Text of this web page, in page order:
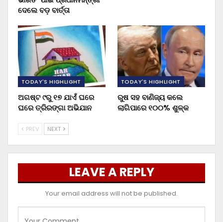
ଦେଲେ ବଡ଼ ବାର୍ତ୍ତା
TODAY'S HIGHLIGHT
ଅଗଷ୍ଟ ୯ରୁ ୧୭ ଯାଏଁ ଘରେ
ଘରେ ତ୍ରିରଙ୍ଗା ଅଭିଯାନ
TODAY'S HIGHLIGHT
ରୁଷ ସହ ବାଣିଜ୍ୟ କଲେ
ଲାଗିପାରେ ୧୦୦% ଶୁଳ୍କ
PREV NEXT
LEAVE A REPLY
Your email address will not be published.